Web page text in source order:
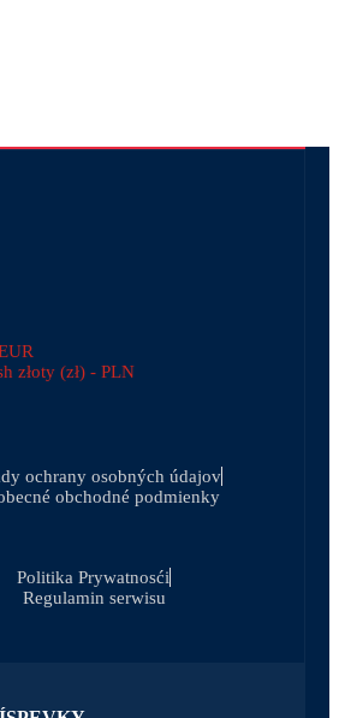
złoty (zł) - PLN
ochrany osobných údajov
obchodné podmienky
Politika Prywatnosći
Regulamin serwisu